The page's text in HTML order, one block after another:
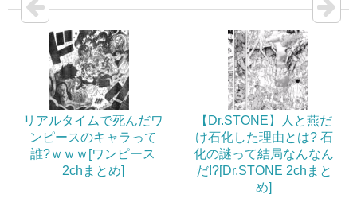
リアルタイムで死んだワ
ンピースのキャラって
誰?ｗｗｗ[ワンピース
2chまとめ]
【Dr.STONE】人と燕だ
け石化した理由とは? 石
化の謎って結局なんなん
だ!?[Dr.STONE 2chまと
め]